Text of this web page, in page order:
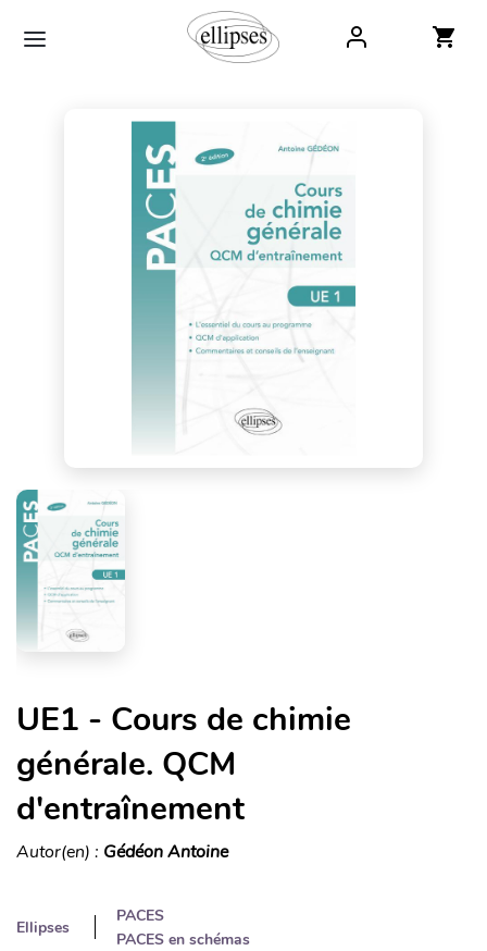
UE1 - Cours de chimie
générale. QCM
d'entraînement
Autor(en) : Gédéon Antoine
Ellipses
PACES
PACES en schémas